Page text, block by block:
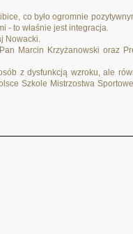
co było ogromnie
- to właśnie jest integracja.
Nowacki.
Marcin Krzyżanowski oraz
z dysfunkcją wzroku, ale
Szkole Mistrzostwa